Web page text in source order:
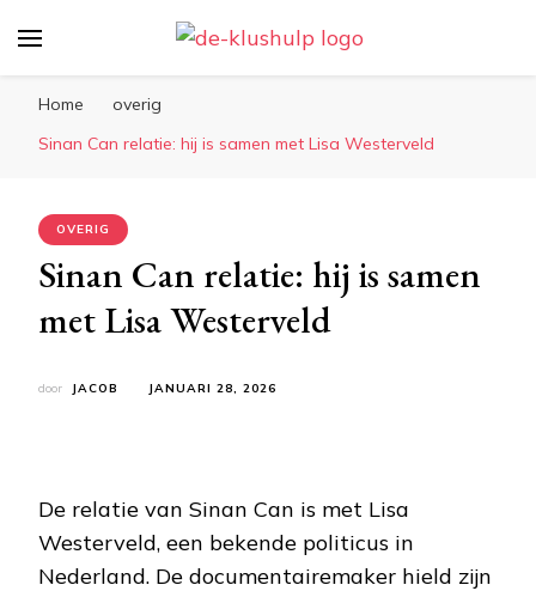
kluswijzer voor DIY’ers
Home
overig
Sinan Can relatie: hij is samen met Lisa Westerveld
OVERIG
Sinan Can relatie: hij is samen
met Lisa Westerveld
door JACOB JANUARI 28, 2026
De relatie van Sinan Can is met Lisa
Westerveld, een bekende politicus in
Nederland. De documentairemaker hield zijn